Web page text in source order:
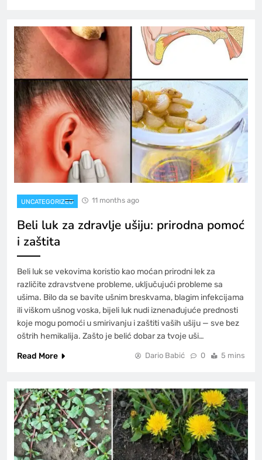
UNCATEGORIZED 11 months ago
Beli luk za zdravlje ušiju: prirodna pomoć
i zaštita
Beli luk se vekovima koristio kao moćan prirodni lek za
različite zdravstvene probleme, uključujući probleme sa
ušima. Bilo da se bavite ušnim breskvama, blagim infekcijama
ili viškom ušnog voska, bijeli luk nudi iznenađujuće prednosti
koje mogu pomoći u smirivanju i zaštiti vaših ušiju — sve bez
oštrih hemikalija. Zašto je belić dobar za tvoje uši…
Read More
Dario Babić 0 5 mins